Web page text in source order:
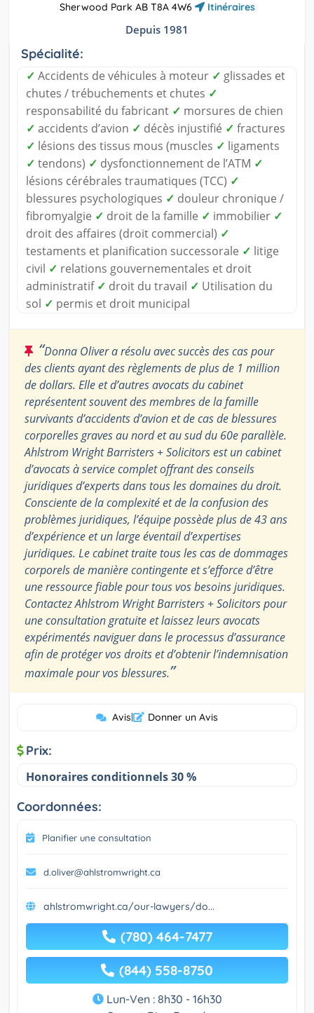
Sherwood Park AB T8A 4W6
Itinéraires
Depuis 1981
Spécialité:
✓ Accidents de véhicules à moteur ✓ glissades et
chutes / trébuchements et chutes ✓
responsabilité du fabricant ✓ morsures de chien
✓ accidents d’avion ✓ décès injustifié ✓ fractures
✓ lésions des tissus mous (muscles ✓ ligaments
✓ tendons) ✓ dysfonctionnement de l’ATM ✓
lésions cérébrales traumatiques (TCC) ✓
blessures psychologiques ✓ douleur chronique /
fibromyalgie ✓ droit de la famille ✓ immobilier ✓
droit des affaires (droit commercial) ✓
testaments et planification successorale ✓ litige
civil ✓ relations gouvernementales et droit
administratif ✓ droit du travail ✓ Utilisation du
sol ✓ permis et droit municipal
“Donna Oliver a résolu avec succès des cas pour
des clients ayant des règlements de plus de 1 million
de dollars. Elle et d’autres avocats du cabinet
représentent souvent des membres de la famille
survivants d’accidents d’avion et de cas de blessures
corporelles graves au nord et au sud du 60e parallèle.
Ahlstrom Wright Barristers + Solicitors est un cabinet
d’avocats à service complet offrant des conseils
juridiques d’experts dans tous les domaines du droit.
Consciente de la complexité et de la confusion des
problèmes juridiques, l’équipe possède plus de 43 ans
d’expérience et un large éventail d’expertises
juridiques. Le cabinet traite tous les cas de dommages
corporels de manière contingente et s’efforce d’être
une ressource fiable pour tous vos besoins juridiques.
Contactez Ahlstrom Wright Barristers + Solicitors pour
une consultation gratuite et laissez leurs avocats
expérimentés naviguer dans le processus d’assurance
afin de protéger vos droits et d’obtenir l’indemnisation
maximale pour vos blessures.”
Avis| Donner un Avis
Prix:
Honoraires conditionnels 30 %
Coordonnées:
Planifier une consultation
d.oliver@ahlstromwright.ca
ahlstromwright.ca/our-lawyers/do...
(780) 464-7477
(844) 558-8750
Lun-Ven : 8h30 - 16h30